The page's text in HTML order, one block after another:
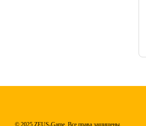
© 2025 ZEUS-Game. Все права защищены.